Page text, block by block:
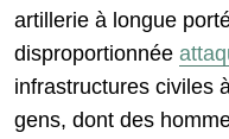
artillerie à longue
disproportionnée
infrastructures civiles
gens, dont des